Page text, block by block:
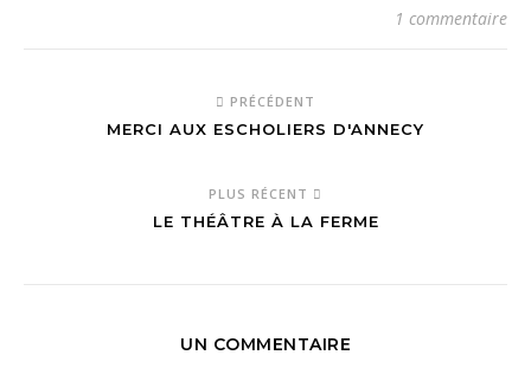
1 commentaire
PRÉCÉDENT
MERCI AUX ESCHOLIERS D'ANNECY
PLUS RÉCENT
LE THÉÂTRE À LA FERME
UN COMMENTAIRE